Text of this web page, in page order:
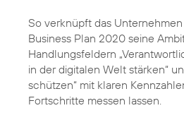
So verknüpft das
Business Plan 2020 seine
Handlungsfeldern
in der digitalen Welt stärken“
schützen“ mit klaren
Fortschritte messen lassen.